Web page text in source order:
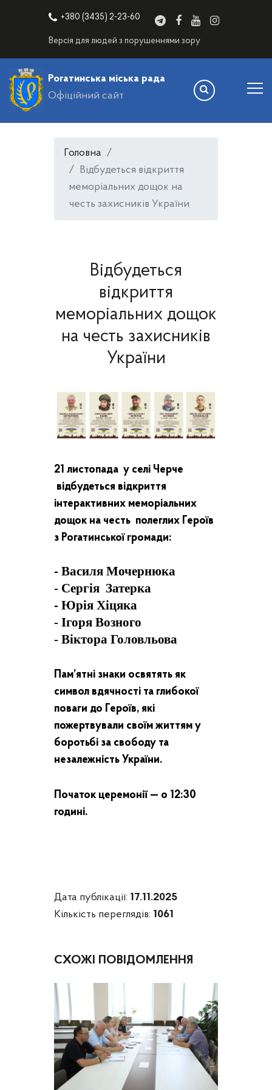
+380 (3435) 2-23-60
Версія для людей з порушеннями зору
Рогатинська міська рада
Офіційний сайт
Головна
Відбудеться відкриття
меморіальних дощок на
честь захисників України
Відбудеться
відкриття
меморіальних дощок
на честь захисників
України
21 листопада у селі Черче
відбудеться відкриття
інтерактивних меморіальних
дощок на честь полеглих Героїв
з Рогатинської громади:
- Василя Мочернюка
- Сергія Затерка
- Юрія Хіцяка
- Ігоря Возного
- Віктора Головльова
Пам’ятні знаки освятять як
символ вдячності та глибокої
поваги до Героїв, які
пожертвували своїм життям у
боротьбі за свободу та
незалежність України.
Початок церемонії — о 12:30
годині.
Дата публікації: 17.11.2025
Кількість переглядів: 1061
СХОЖІ ПОВІДОМЛЕННЯ